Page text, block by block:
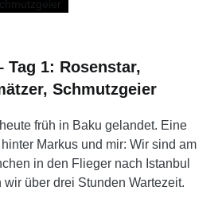
Tag 1: Rosenstar,
Schmutzgeier
früh in Baku gelandet. Eine
Markus und mir: Wir sind am
in den Flieger nach Istanbul
über drei Stunden Wartezeit.